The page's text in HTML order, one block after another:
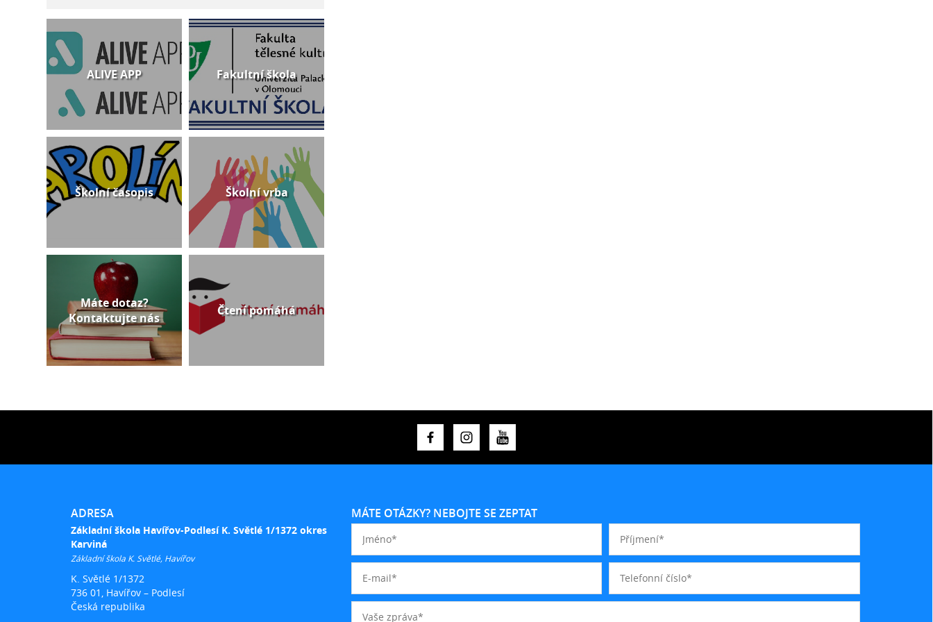
ALIVE APP Fakultní škola
Školní časopis Školní vrba
Máte dotaz?
Kontaktujte nás
Čtení pomáhá
ADRESA
Základní škola Havířov-Podlesí K. Světlé 1/1372 okres
Karviná
Základní škola K. Světlé, Havířov
K. Světlé 1/1372
736 01, Havířov – Podlesí
Česká republika
MÁTE OTÁZKY? NEBOJTE SE ZEPTAT